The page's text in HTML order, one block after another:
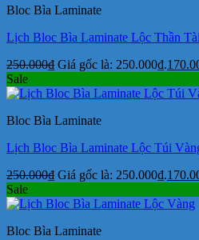
Bloc Bìa Laminate
Lịch Bloc Bìa Laminate Lộc Thần Tài
250.000₫ Giá gốc là: 250.000₫.
Sale
Bloc Bìa Laminate
Lịch Bloc Bìa Laminate Lộc Túi
250.000₫ Giá gốc là: 250.000₫.
Sale
Bloc Bìa Laminate